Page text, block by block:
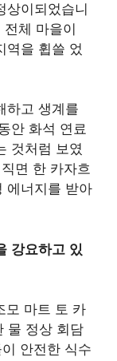
상이되었습니
체 마을이
역을 휩쓸 었
하고 생계를
안 화석 연료
것처럼 보였
면 한 카자흐
에너지를 받아
강요하고 있
모 마트 토 카
물 정상 회담
안전한 식수